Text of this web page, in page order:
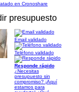
en Cronoshare
presupuesto
Email validado
Teléfono validado
Responde rápido
¿Necesitas
presupuesto sin
compromiso? ¡Aquí
estamos para